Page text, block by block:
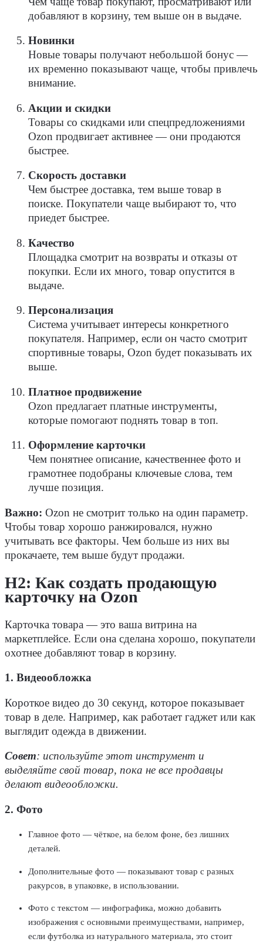
добавляют в корзину, тем выше он в выдаче.
Новинки
Новые товары получают небольшой бонус —
их временно показывают чаще, чтобы привлечь
внимание.
Акции и скидки
Товары со скидками или спецпредложениями
Ozon продвигает активнее — они продаются
быстрее.
Скорость доставки
Чем быстрее доставка, тем выше товар в
поиске. Покупатели чаще выбирают то, что
приедет быстрее.
Качество
Площадка смотрит на возвраты и отказы от
покупки. Если их много, товар опустится в
выдаче.
Персонализация
Система учитывает интересы конкретного
покупателя. Например, если он часто смотрит
спортивные товары, Ozon будет показывать их
выше.
Платное продвижение
Ozon предлагает платные инструменты,
которые помогают поднять товар в топ.
Оформление карточки
Чем понятнее описание, качественнее фото и
грамотнее подобраны ключевые слова, тем
лучше позиция.
Важно: Ozon не смотрит только на один параметр.
Чтобы товар хорошо ранжировался, нужно
учитывать все факторы. Чем больше из них вы
прокачаете, тем выше будут продажи.
Н2: Как создать продающую
карточку на Ozon
Карточка товара — это ваша витрина на
маркетплейсе. Если она сделана хорошо, покупатели
охотнее добавляют товар в корзину.
1. Видеообложка
Короткое видео до 30 секунд, которое показывает
товар в деле. Например, как работает гаджет или как
выглядит одежда в движении.
Совет: используйте этот инструмент и
выделяйте свой товар, пока не все продавцы
делают видеообложки.
2. Фото
Главное фото — чёткое, на белом фоне, без лишних
деталей.
Дополнительные фото — показывают товар с разных
ракурсов, в упаковке, в использовании.
Фото с текстом — инфографика, можно добавить
изображения с основными преимуществами, например,
если футболка из натурального материала, это стоит